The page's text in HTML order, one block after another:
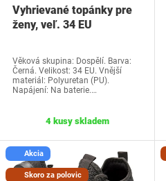
Vyhrievané topánky pre
ženy, veľ. 34 EU
Věková skupina: Dospělí. Barva:
Černá. Velikost: 34 EU. Vnější
materiál: Polyuretan (PU).
Napájení: Na baterie.…
4 kusy skladem
Akcia
Skoro za polovic